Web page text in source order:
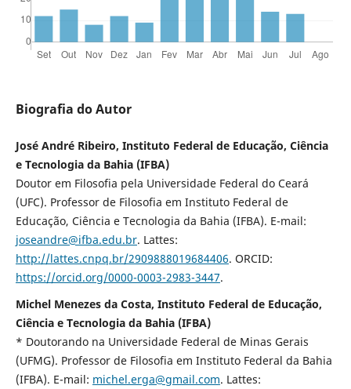
Biografia do Autor
José André Ribeiro, Instituto Federal de Educação, Ciência
e Tecnologia da Bahia (IFBA)
Doutor em Filosofia pela Universidade Federal do Ceará
(UFC). Professor de Filosofia em Instituto Federal de
Educação, Ciência e Tecnologia da Bahia (IFBA). E-mail:
joseandre@ifba.edu.br. Lattes:
http://lattes.cnpq.br/2909888019684406. ORCID:
https://orcid.org/0000-0003-2983-3447.
Michel Menezes da Costa, Instituto Federal de Educação,
Ciência e Tecnologia da Bahia (IFBA)
* Doutorando na Universidade Federal de Minas Gerais
(UFMG). Professor de Filosofia em Instituto Federal da Bahia
(IFBA). E-mail: michel.erga@gmail.com. Lattes: